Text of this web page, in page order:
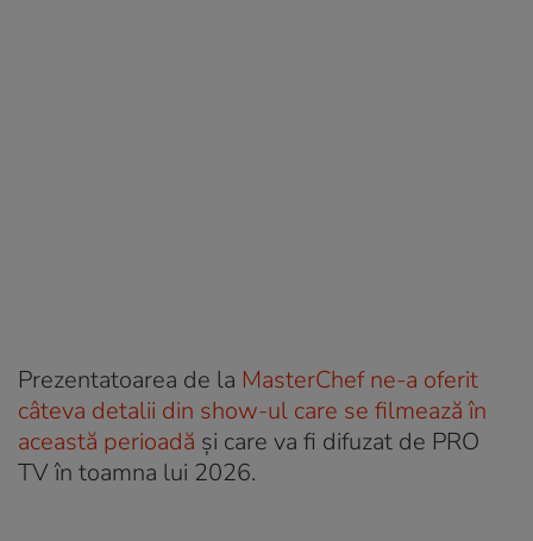
Prezentatoarea de la MasterChef ne-a oferit
câteva detalii din show-ul care se filmează în
această perioadă și care va fi difuzat de PRO
TV în toamna lui 2026.